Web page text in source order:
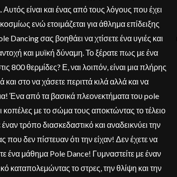
είναι και ένας από τους λόγους που έχει
ενώ ετοιμάζεται για άθλημα επίδειξης
σας βοηθάει να χτίσετε ένα υγιές και
και μυϊκή δύναμη. Το ξέρατε πως με ένα
800 θερμίδες? Ε, ναι λοιπόν, είναι μια πλήρης
στο να χάσετε περιττά κιλά αλλά και να
Ένα από τα βασικά πλεονεκτήματα του pole
κοπέλες με το σώμα τους αποκτώντας το τέλειο
τρόπο διασκεδαστικό και αναδεικνύει την
που δεν πίστευαν ότι την είχαν! Δεν έχετε να
ένα μάθημα Pole Dance! Γυμναστείτε με έναν
καταπολεμώντας το στρες, την θλίψη και την